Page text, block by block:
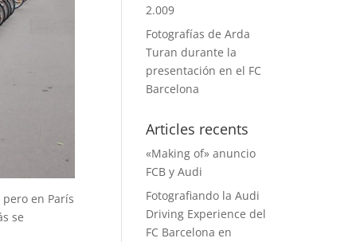
pero en París
se
2.009
Fotografías de Arda
Turan durante la
presentación en el FC
Barcelona
Articles recents
«Making of» anuncio
FCB y Audi
Fotografiando la Audi
Driving Experience del
FC Barcelona en